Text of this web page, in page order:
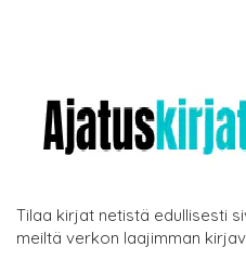
Tilaa kirjat netistä edullisesti
meiltä verkon laajimman